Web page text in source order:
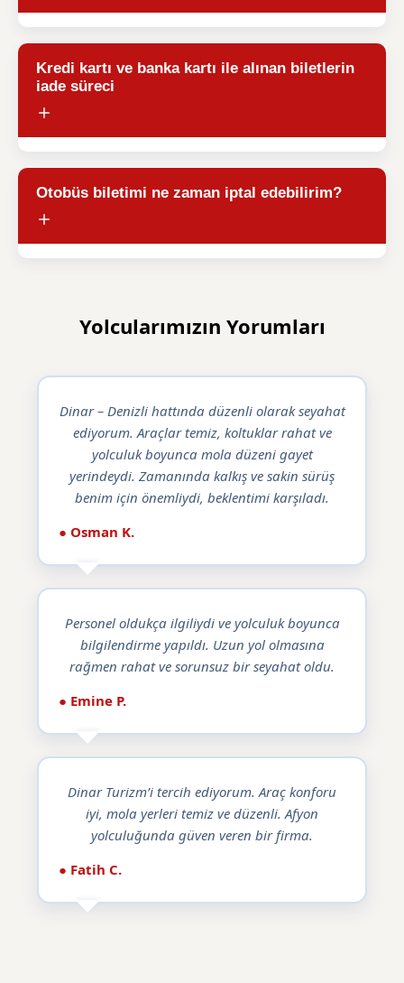
Kredi kartı ve banka kartı ile alınan biletlerin
iade süreci
Otobüs biletimi ne zaman iptal edebilirim?
Yolcularımızın Yorumları
Dinar – Denizli hattında düzenli olarak seyahat
ediyorum. Araçlar temiz, koltuklar rahat ve
yolculuk boyunca mola düzeni gayet
yerindeydi. Zamanında kalkış ve sakin sürüş
benim için önemliydi, beklentimi karşıladı.
● Osman K.
Personel oldukça ilgiliydi ve yolculuk boyunca
bilgilendirme yapıldı. Uzun yol olmasına
rağmen rahat ve sorunsuz bir seyahat oldu.
● Emine P.
Dinar Turizm’i tercih ediyorum. Araç konforu
iyi, mola yerleri temiz ve düzenli. Afyon
yolculuğunda güven veren bir firma.
● Fatih C.